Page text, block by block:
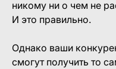
никому ни о чем не
И это правильно.
Однако ваши
смогут получить то